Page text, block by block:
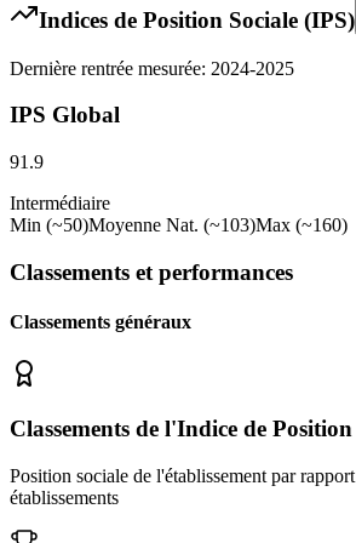
Indices de Position Sociale (IPS)
Dernière rentrée mesurée: 2024-2025
IPS Global
91.9
Intermédiaire
Min (~50)Moyenne Nat. (~103)Max (~160)
Classements et performances
Classements généraux
Classements de l'Indice de
Position sociale de l'établissement par
établissements